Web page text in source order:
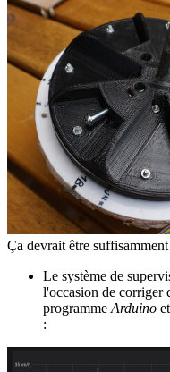
Ça devrait être
Le système de
l'occasion de corriger
programme Arduino
: